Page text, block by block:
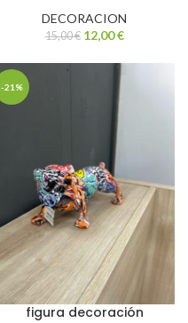
DECORACION
15,00€ 12,00€
-21%
figura decoración